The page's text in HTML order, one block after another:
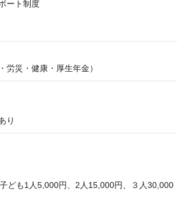
ート制度
労災・健康・厚生年金）
り
ども1人5,000円、2人15,000円、３人30,000